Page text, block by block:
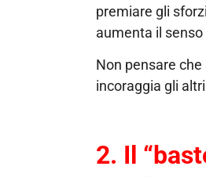
premiare gli
aumenta il
Non pensare
incoraggia gli
2. Il